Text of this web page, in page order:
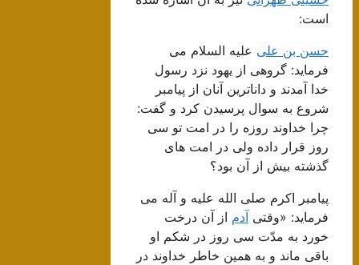
است:
حسن بن علی علیه السلام می
فرماید: گروهی از یهود نزد رسول
خدا آمدند و داناترین آنان از پیامبر
شروع به سوال پرسیدن کرد و گفت:
چرا خداوند روزه را در امت تو سى
روز قرار داده ولى در امت هاى
گذشته بیش از آن بود؟
پیامبر اکرم صلی الله علیه و آله می
فرماید: «وقتى آدماز آن درخت
خورد به مدّت سى روز در شکم او
باقى ماند و به همین خاطر خداوند در